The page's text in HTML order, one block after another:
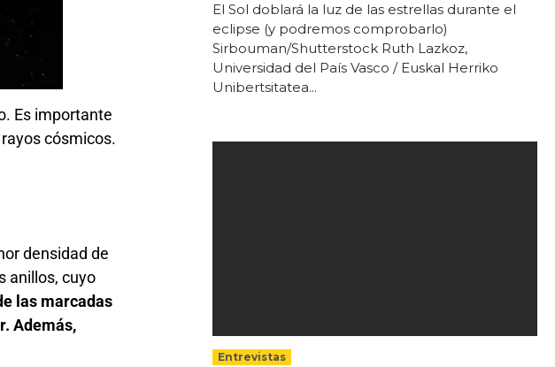
Es importante
cósmicos.
densidad de
anillos, cuyo
las marcadas
Además,
El Sol doblará la luz de las estrellas durante el
eclipse (y podremos comprobarlo)
Sirbouman/Shutterstock Ruth Lazkoz,
Universidad del País Vasco / Euskal Herriko
Unibertsitatea...
Entrevistas